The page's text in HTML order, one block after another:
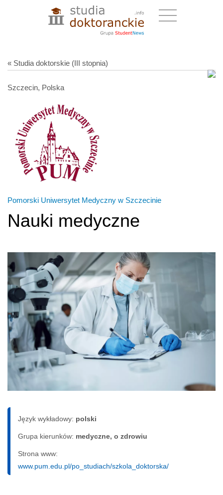
« Studia doktorskie (III stopnia)
Szczecin, Polska
Pomorski Uniwersytet Medyczny w Szczecinie
Nauki medyczne
Język wykładowy: polski
Grupa kierunków: medyczne, o zdrowiu
Strona www:
www.pum.edu.pl/po_studiach/szkola_doktorska/